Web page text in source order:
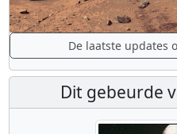
De laatste updates
Dit gebeurde